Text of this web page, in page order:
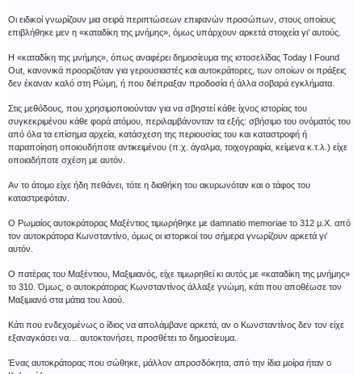
Οι ειδικοί γνωρίζουν μια σειρά περιπτώσεων επιφανών προσώπων, στους οποίους
επιβλήθηκε μεν η «καταδίκη της μνήμης», όμως υπάρχουν αρκετά στοιχεία γι’ αυτούς.
Η «καταδίκη της μνήμης», όπως αναφέρει δημοσίευμα της ιστοσελίδας Today I Found
Out, κανονικά προοριζόταν για γερουσιαστές και αυτοκράτορες, των οποίων οι πράξεις
δεν έκαναν καλό στη Ρώμη, ή που διέπραξαν προδοσία ή άλλα σοβαρά εγκλήματα.
Στις μεθόδους, που χρησιμοποιούνταν για να σβηστεί κάθε ίχνος ιστορίας του
συγκεκριμένου κάθε φορά ατόμου, περιλαμβάνονταν τα εξής: σβήσιμο του ονόματός του
από όλα τα επίσημα αρχεία, κατάσχεση της περιουσίας του και καταστροφή ή
παραποίηση οποιουδήποτε αντικειμένου (π.χ. άγαλμα, τοιχογραφία, κείμενα κ.τ.λ.) είχε
οποιαδήποτε σχέση με αυτόν.
Αν το άτομο είχε ήδη πεθάνει, τότε η διαθήκη του ακυρωνόταν και ο τάφος του
καταστρεφόταν.
Ο Ρωμαίος αυτοκράτορας Μαξέντιος τιμωρήθηκε με damnatio memoriae το 312 μ.Χ. από
τον αυτοκράτορα Κωνσταντίνο, όμως οι ιστορικοί του σήμερα γνωρίζουν αρκετά γι’
αυτόν.
Ο πατέρας του Μαξέντιου, Μαξιμιανός, είχε τιμωρηθεί κι αυτός με «καταδίκη της μνήμης»
το 310. Όμως, ο αυτοκράτορας Κωνσταντίνος άλλαξε γνώμη, κάτι που αποθέωσε τον
Μαξιμιανό στα μάτια του λαού.
Κάτι που ενδεχομένως ο ίδιος να απολάμβανε αρκετά, αν ο Κωνσταντίνος δεν τον είχε
εξαναγκάσει να… αυτοκτονήσει, προσθέτει το δημοσίευμα.
Ένας αυτοκράτορας που σώθηκε, μάλλον απροσδόκητα, από την ίδια μοίρα ήταν ο